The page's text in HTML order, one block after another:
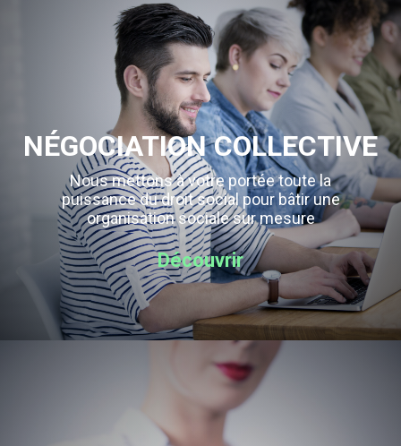
NÉGOCIATION COLLECTIVE
Nous mettons à votre portée toute la
puissance du droit social pour bâtir une
organisation sociale sur mesure
Découvrir